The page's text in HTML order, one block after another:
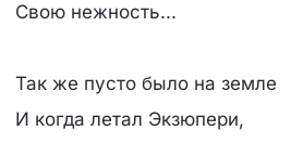
Свою нежность...
Так же пусто было на земле
И когда летал Экзюпери,